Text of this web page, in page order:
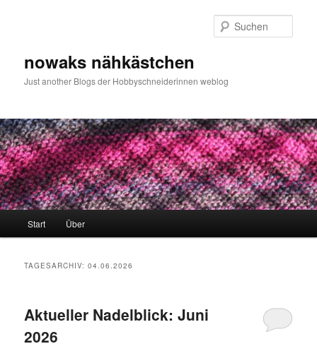
nowaks nähkästchen
Just another Blogs der Hobbyschneiderinnen weblog
Start Über
TAGESARCHIV:04.06.2026
Aktueller Nadelblick: Juni
2026